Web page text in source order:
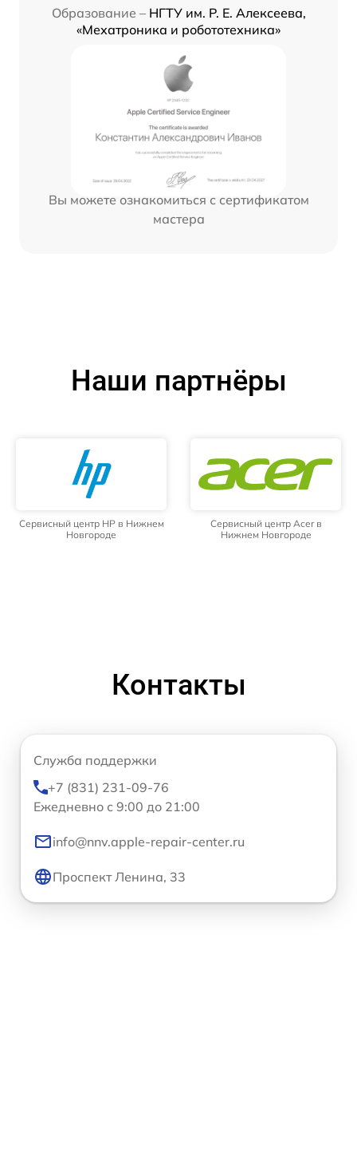
Образование – НГТУ им. Р. Е. Алексеева,
«Мехатроника и робототехника»
Вы можете ознакомиться с сертификатом
мастера
Наши партнёры
Сервисный центр HP в Нижнем
Новгороде
Сервисный центр Acer в
Нижнем Новгороде
Контакты
Служба поддержки
+7 (831) 231-09-76
Ежедневно с 9:00 до 21:00
info@nnv.apple-repair-center.ru
Проспект Ленина, 33